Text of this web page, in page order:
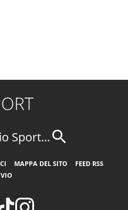
Sport...
MAPPA DEL SITO
FEED RSS